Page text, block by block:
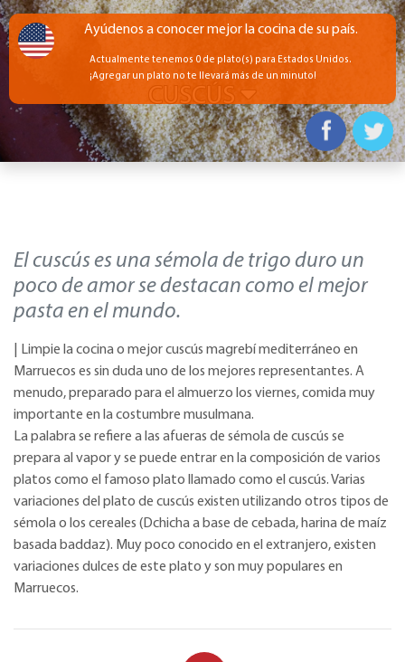
CUSCÚS
El cuscús es una sémola de trigo duro un
poco de amor se destacan como el mejor
pasta en el mundo.
| Limpie la cocina o mejor cuscús magrebí mediterráneo en
Marruecos es sin duda uno de los mejores representantes. A
menudo, preparado para el almuerzo los viernes, comida muy
importante en la costumbre musulmana.
La palabra se refiere a las afueras de sémola de cuscús se
prepara al vapor y se puede entrar en la composición de varios
platos como el famoso plato llamado como el cuscús. Varias
variaciones del plato de cuscús existen utilizando otros tipos de
sémola o los cereales (Dchicha a base de cebada, harina de maíz
basada baddaz). Muy poco conocido en el extranjero, existen
variaciones dulces de este plato y son muy populares en
Marruecos.
Ayúdenos a conocer mejor la cocina de su país.
Actualmente tenemos 0 de plato(s) para Estados Unidos.
¡Agregar un plato no te llevará más de un minuto!